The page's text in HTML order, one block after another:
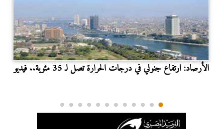
الأرصاد: ارتفاع جنوني في درجات الحرارة تصل لـ 35 مئوية.. فيديو